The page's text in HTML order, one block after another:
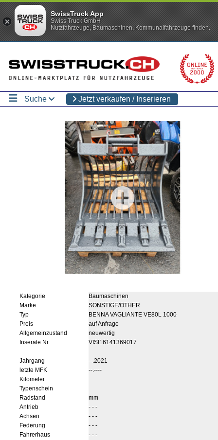
Suche Jetzt verkaufen / Inserieren
Kategorie
Baumaschinen
Marke
SONSTIGE/OTHER
Typ
BENNA VAGLIANTE VE80L 1000
Preis
auf Anfrage
Allgemeinzustand
neuwertig
Inserate Nr.
VISI16141369017
Jahrgang
--.2021
letzte MFK
--.----
Kilometer
Typenschein
Radstand
mm
Antrieb
- - -
Achsen
- - -
Federung
- - -
Fahrerhaus
- - -
SwissTruck App
Swiss Truck GmbH
Nutzfahrzeuge, Baumaschinen, Kommunalfahrzeuge finden.